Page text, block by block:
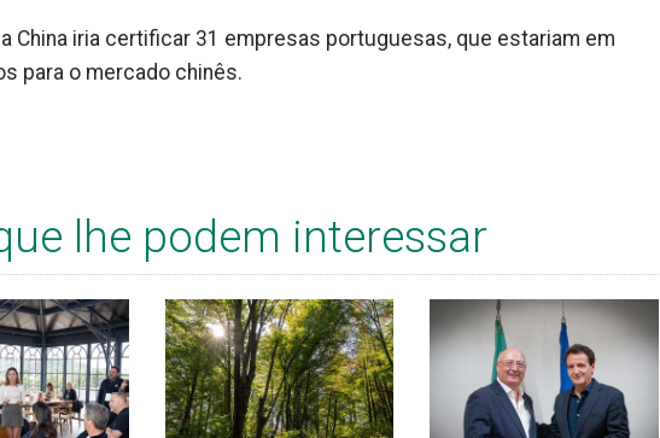
China iria certificar 31 empresas portuguesas, que estariam em
para o mercado chinês.
lhe podem interessar